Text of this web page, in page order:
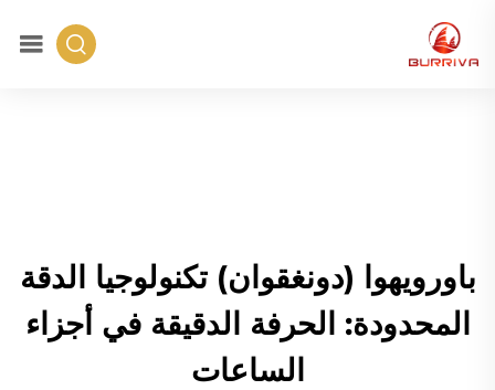
باورويهوا (دونغقوان) تكنولوجيا الدقة
المحدودة: الحرفة الدقيقة في أجزاء
الساعات